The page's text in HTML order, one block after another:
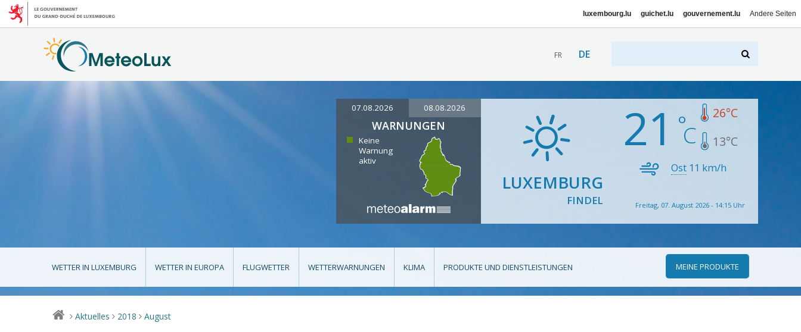
luxembourg.lu guichet.lu gouvernement.lu Andere Seiten
FR DE
07.08.2026 08.08.2026
WARNUNGEN
Keine
Warnung
aktiv
LUXEMBURG
FINDEL
21 26°C
13°C
Ost 11 km/h
Freitag, 07. August 2026 - 14:15 Uhr
WETTER IN LUXEMBURG WETTER IN EUROPA FLUGWETTER WETTERWARNUNGEN KLIMA PRODUKTE UND DIENSTLEISTUNGEN MEINE PRODUKTE
> Aktuelles > 2018 > August